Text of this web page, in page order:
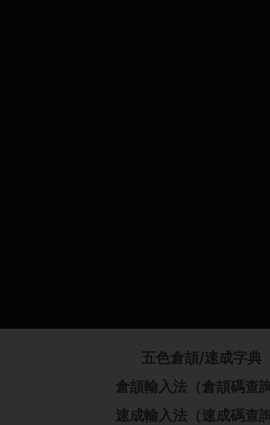
五色倉頡/速成字典
倉頡輸入法（倉頡碼查詢
速成輸入法（速成碼查詢